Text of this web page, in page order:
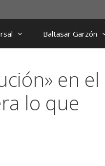
Baltasar Garzón
en el
lo que